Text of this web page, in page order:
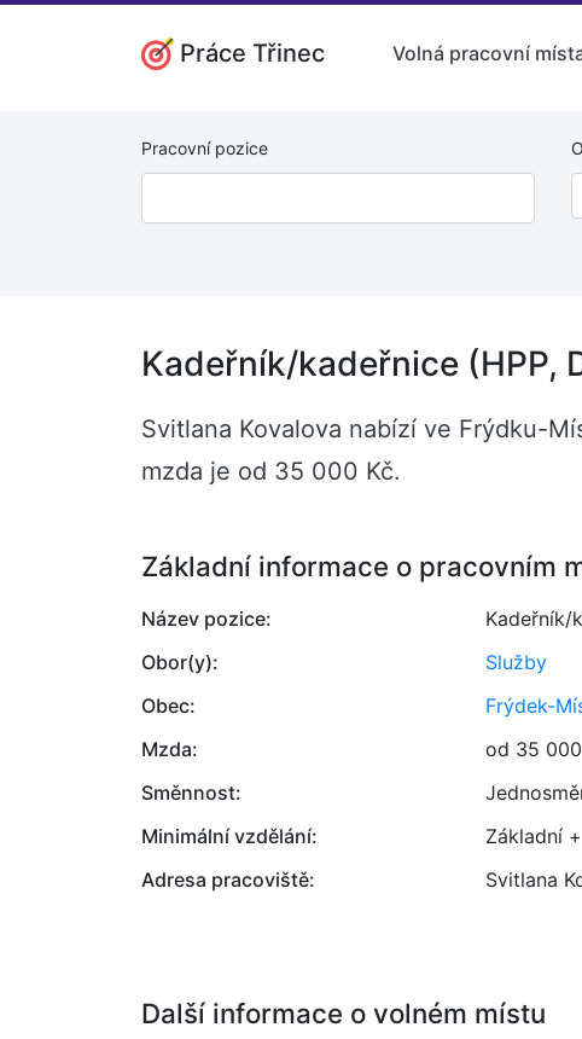
Práce Třinec Volná pracovní
Pracovní pozice
Kadeřník/kadeřnice (HPP,
Svitlana Kovalova nabízí ve Frýdku-
mzda je od 35 000 Kč.
Základní informace o pracovním
Název pozice:
Kadeřník/
Obor(y):
Služby
Obec:
Frýdek-
Mzda:
od 35
Směnnost:
Minimální vzdělání:
Základní
Adresa pracoviště:
Svitlana
Další informace o volném místu